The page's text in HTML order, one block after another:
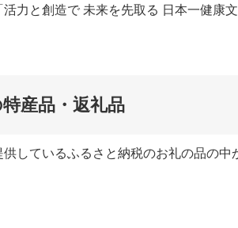
力と創造で 未来を先取る 日本一健康文
産品・返礼品
しているふるさと納税のお礼の品の中